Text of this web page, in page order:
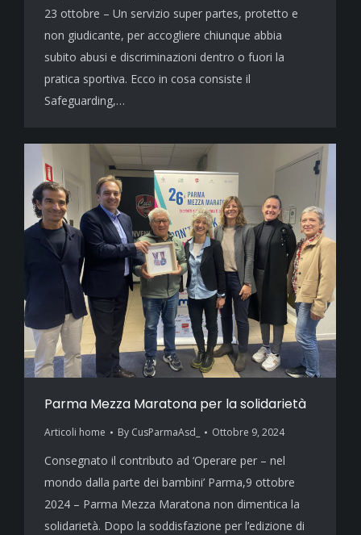
23 ottobre – Un servizio super partes, protetto e
non giudicante, per accogliere chiunque abbia
subito abusi e discriminazioni dentro o fuori la
pratica sportiva. Ecco in cosa consiste il
Safeguarding,…
Parma Mezza Maratona per la solidarietà
Articoli home By CusParmaAsd_ Ottobre 9, 2024
Consegnato il contributo ad ‘Operare per – nel
mondo dalla parte dei bambini’ Parma,9 ottobre
2024 – Parma Mezza Maratona non dimentica la
solidarietà. Dopo la soddisfazione per l’edizione di